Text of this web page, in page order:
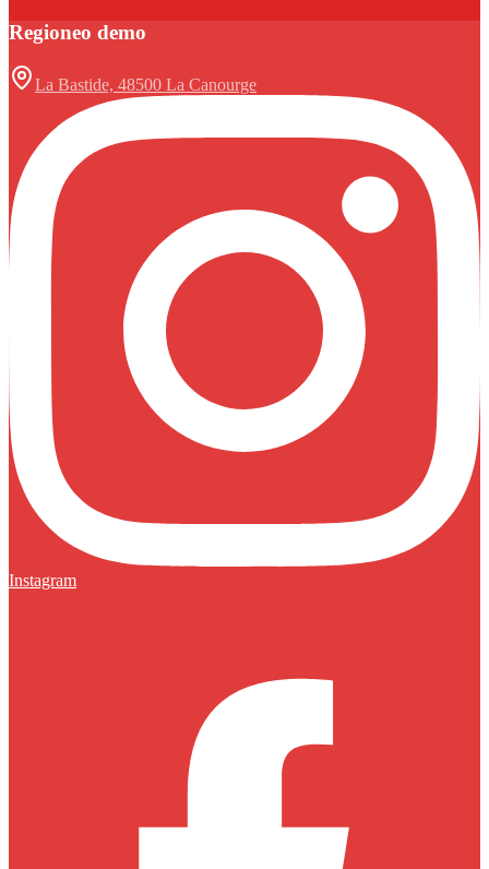
Regioneo demo
La Bastide, 48500 La Canourge
Instagram